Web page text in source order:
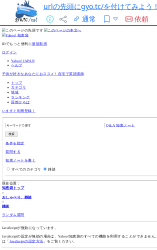
urlの先頭にgyo.tc/を付けてみよう！
通常
依頼